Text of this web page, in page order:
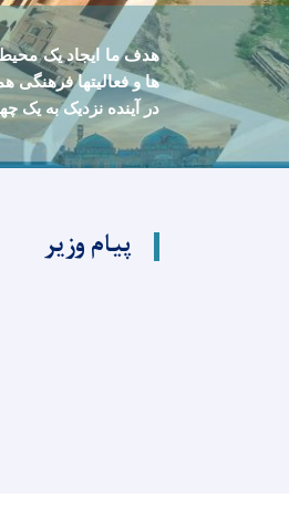
هدف ما ايجاد يک
ها و فعالیتها
در آينده نزديک به يک
پیام وزیر